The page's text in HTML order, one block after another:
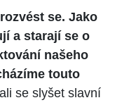
se. Jako
a starají se o
našeho
touto
se slyšet slavní